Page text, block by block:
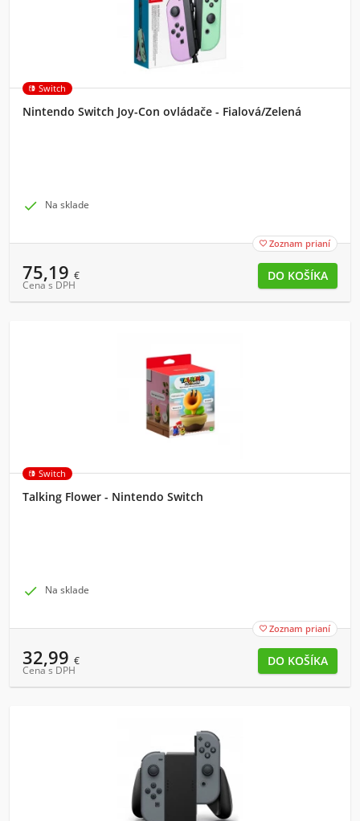
Switch
Nintendo Switch Joy-Con ovládače - Fialová/Zelená
 Na sklade
 Zoznam prianí
75,19 €
Cena s DPH
Switch
Talking Flower - Nintendo Switch
 Na sklade
 Zoznam prianí
32,99 €
Cena s DPH